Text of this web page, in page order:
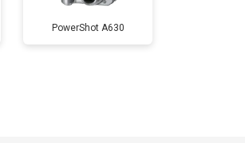
PowerShot A630